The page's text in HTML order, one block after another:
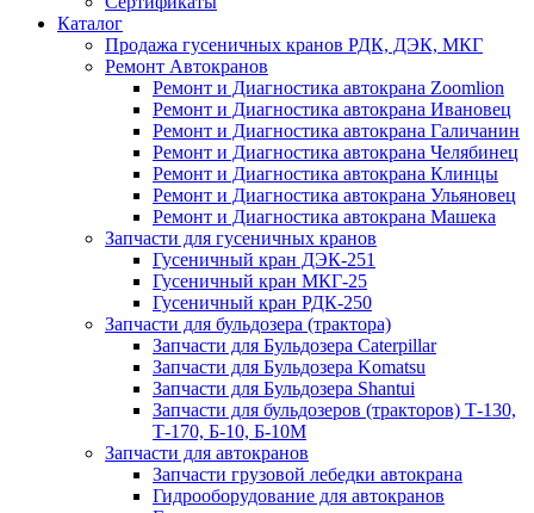
Каталог
Продажа гусеничных кранов РДК, ДЭК, МКГ
Ремонт Автокранов
Ремонт и Диагностика автокрана Zoomlion
Ремонт и Диагностика автокрана Ивановец
Ремонт и Диагностика автокрана Галичанин
Ремонт и Диагностика автокрана Челябинец
Ремонт и Диагностика автокрана Клинцы
Ремонт и Диагностика автокрана Ульяновец
Ремонт и Диагностика автокрана Машека
Запчасти для гусеничных кранов
Гусеничный кран ДЭК-251
Гусеничный кран МКГ-25
Гусеничный кран РДК-250
Запчасти для бульдозера (трактора)
Запчасти для Бульдозера Caterpillar
Запчасти для Бульдозера Komatsu
Запчасти для Бульдозера Shantui
Запчасти для бульдозеров (тракторов) Т-130,
Т-170, Б-10, Б-10М
Запчасти для автокранов
Запчасти грузовой лебедки автокрана
Гидрооборудование для автокранов